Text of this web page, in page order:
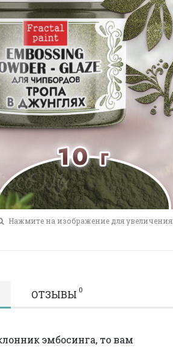
Нажмите на изображение для увеличения
ОТЗЫВЫ 0
эмбосинга, то вам